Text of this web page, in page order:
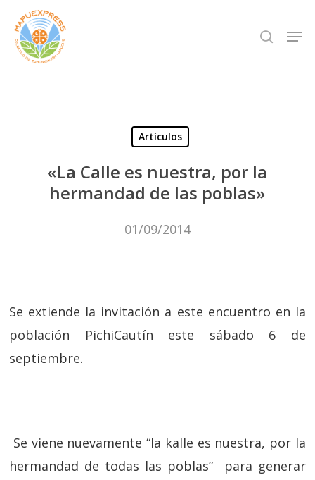
Skip
main
search
Artículos
«La Calle es nuestra, por la
hermandad de las poblas»
01/09/2014
Se extiende la invitación a este encuentro en la
población PichiCautín este sábado 6 de
septiembre.
Se viene nuevamente “la kalle es nuestra, por la
hermandad de todas las poblas” para generar
Close